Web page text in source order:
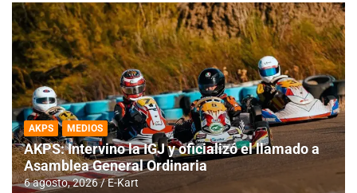
AKPS MEDIOS
AKPS: Intervino la IGJ y oficializó el llamado a
Asamblea General Ordinaria
6 agosto, 2026 E-Kart